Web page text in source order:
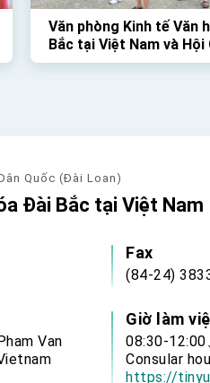
Văn phòng Kinh tế Văn
Bắc tại Việt Nam và Hội
học sinh Việt Nam tại
Quốc (Đài Loan)
Đài Bắc tại Việt Nam
Fax
(84-24)
Van
Giờ làm
08:30-
Consular
https://